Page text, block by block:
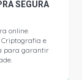
- 1999)
(1993 - 1999)
SEGURA
online
e
para garantir